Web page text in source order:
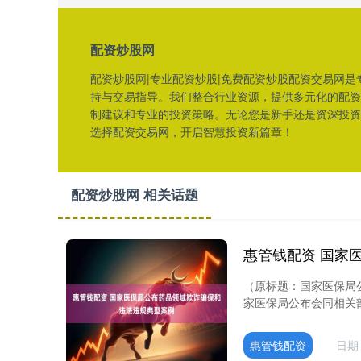
配资炒股网
配资炒股网|专业配资炒股|免费配资炒股配资交易网
持与交易指导。我们整合行业资源，提供多元化的配
制建议和专业的投资策略。无论您是新手还是资深投
选择配资交易网，开启智慧投资新篇章！
配资炒股网 相关话题
（原标题：国家医保
家医保局公布会同相
惠管钱配资 日